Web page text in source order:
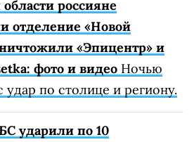
россияне
отделение «Новой
«Эпицентр» и
фото и видео Ночью
удар по столице и региону.
ударили по 10